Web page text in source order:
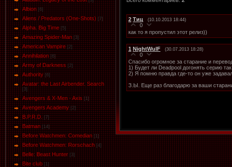
Albion [6]
Aliens / Predators (One-Shots) [7]
Alpha. Big Time [5]
Amazing Spider-Man [3]
American Vampire [2]
Annihilation [6]
Army of Darkness [2]
Authority [6]
Avatar: the Last Airbender. Search
[3]
Avengers & X-Men - Axis [1]
Avengers Academy [2]
B.P.R.D. [7]
Batman [14]
Before Watchmen: Comedian [1]
Before Watchmen: Rorschach [4]
Belle: Beast Hunter [3]
Bite club [1]
2 Тиц (10.10.2013 18:44)
0
как то я пропустил этот релиз))
1 NightWulF (30.07.2013 18:28)
0
Спасибо огромное за старание и
1) Будет ли Deadpool догонять серию
2) Я помню правда где-то он уже
З.Ы. Еще раз благодарю за ваши